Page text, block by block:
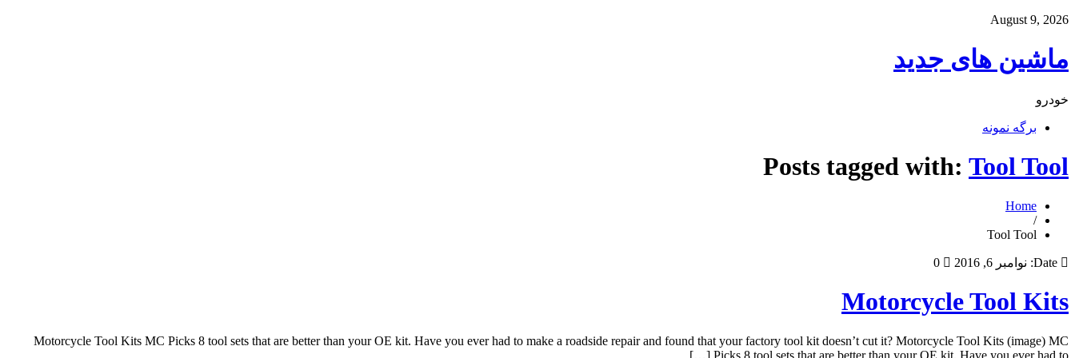
August 9, 2026
ماشین های جدید
خودرو
برگه نمونه
Posts tagged with: Tool Tool
Home
/
Tool Tool
Date: نوامبر 6, 2016 0
Motorcycle Tool Kits
Motorcycle Tool Kits MC Picks 8 tool sets that are better than your OE kit. Have you ever had to make a roadside repair and found that your factory tool kit doesn’t cut it? Motorcycle Tool Kits (image) MC
Picks 8 tool sets that are better than your OE kit. Have you ever had to […]